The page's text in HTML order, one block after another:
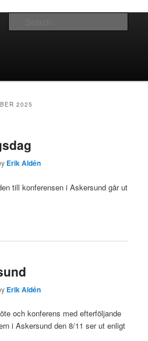
2025
Erik Aldén
till konferensen i Askersund går ut
Erik Aldén
och konferens med efterföljande
i Askersund den 8/11 ser ut enligt